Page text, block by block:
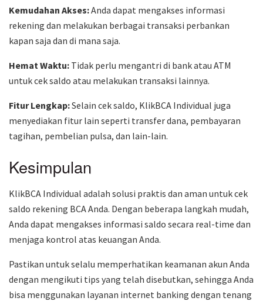
Kemudahan Akses:Anda dapat mengakses informasi
rekening dan melakukan berbagai transaksi perbankan
kapan saja dan di mana saja.
Hemat Waktu: Tidak perlu mengantri di bank atau ATM
untuk cek saldo atau melakukan transaksi lainnya.
Fitur Lengkap:Selain cek saldo, KlikBCA Individual juga
menyediakan fitur lain seperti transfer dana, pembayaran
tagihan, pembelian pulsa, dan lain-lain.
Kesimpulan
KlikBCA Individual adalah solusi praktis dan aman untuk cek
saldo rekening BCA Anda. Dengan beberapa langkah mudah,
Anda dapat mengakses informasi saldo secara real-time dan
menjaga kontrol atas keuangan Anda.
Pastikan untuk selalu memperhatikan keamanan akun Anda
dengan mengikuti tips yang telah disebutkan, sehingga Anda
bisa menggunakan layanan internet banking dengan tenang